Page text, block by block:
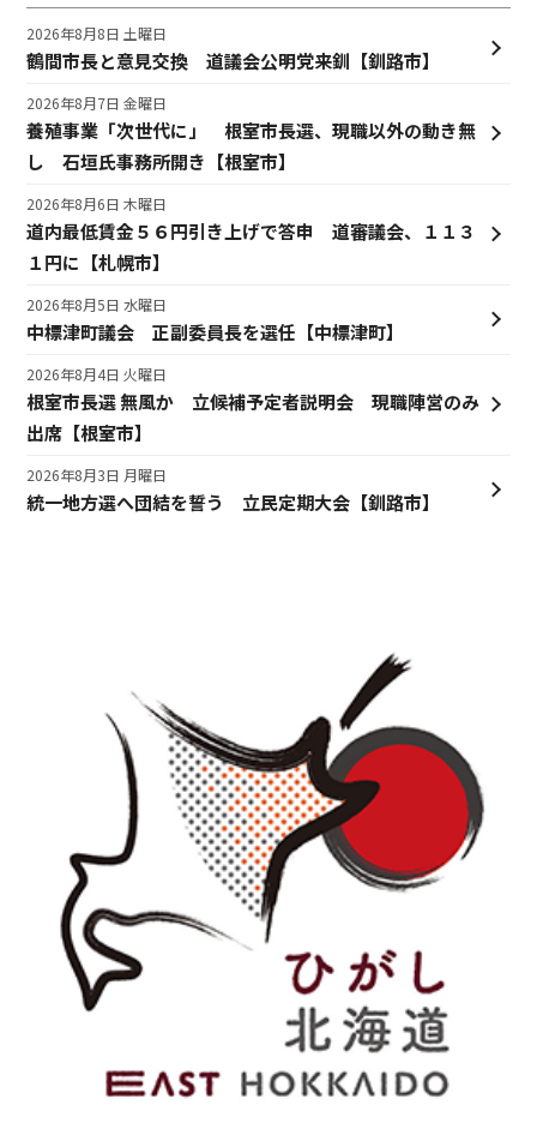
鶴間市長と意見交換 道議会公明党来釧【釧路市】
2026年8月8日 土曜日
養殖事業「次世代に」 根室市長選、現職以外の動き無
し 石垣氏事務所開き【根室市】
2026年8月7日 金曜日
道内最低賃金５６円引き上げで答申 道審議会、１１３
１円に【札幌市】
2026年8月6日 木曜日
中標津町議会 正副委員長を選任【中標津町】
2026年8月5日 水曜日
根室市長選 無風か 立候補予定者説明会 現職陣営のみ
出席【根室市】
2026年8月4日 火曜日
統一地方選へ団結を誓う 立民定期大会【釧路市】
2026年8月3日 月曜日